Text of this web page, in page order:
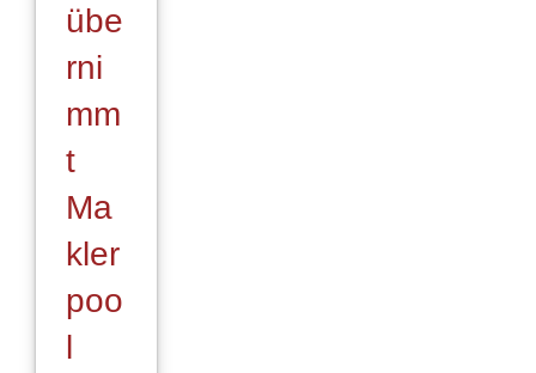
übe
rni
mm
t
Ma
kler
poo
l